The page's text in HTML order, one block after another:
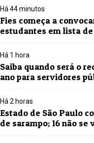
Há 44 minutos
Fies começa a
estudantes em lista
Há 1 hora
Saiba quando será o
ano para servidores
Há 2 horas
Estado de São Paulo
de sarampo; 16 não se